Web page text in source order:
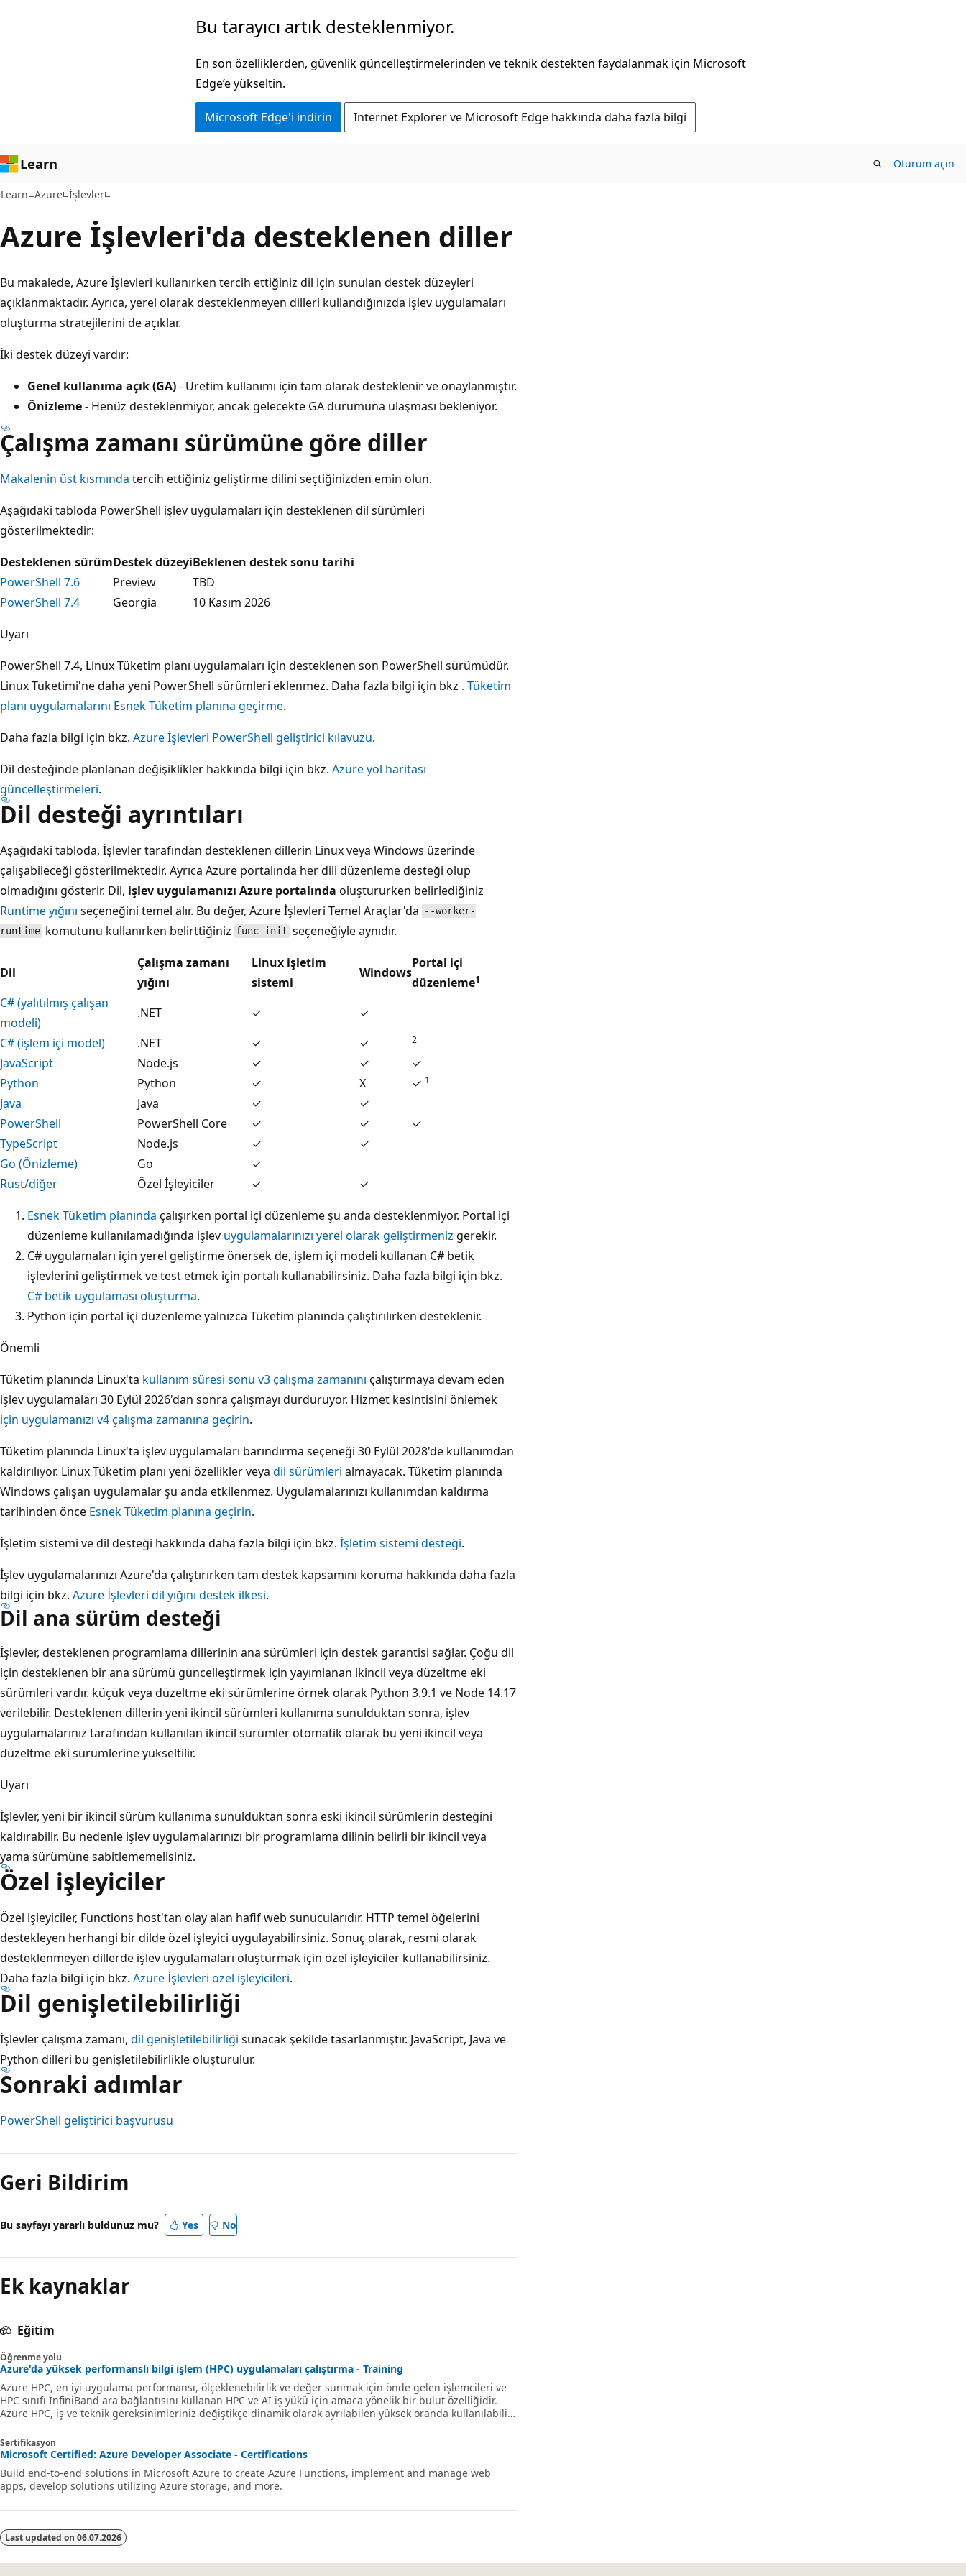
Bu tarayıcı artık desteklenmiyor.
En son özelliklerden, güvenlik güncelleştirmelerinden ve teknik destekten faydalanmak için Microsoft
Edge’e yükseltin.
Microsoft Edge'i indirin Internet Explorer ve Microsoft Edge hakkında daha fazla bilgi
Learn Oturum açın
Learn Azure İşlevler
Azure İşlevleri'da desteklenen diller
Bu makalede, Azure İşlevleri kullanırken tercih ettiğiniz dil için sunulan destek düzeyleri
açıklanmaktadır. Ayrıca, yerel olarak desteklenmeyen dilleri kullandığınızda işlev uygulamaları
oluşturma stratejilerini de açıklar.
İki destek düzeyi vardır:
Genel kullanıma açık (GA)- Üretim kullanımı için tam olarak desteklenir ve onaylanmıştır.
Önizleme- Henüz desteklenmiyor, ancak gelecekte GA durumuna ulaşması bekleniyor.
Çalışma zamanı sürümüne göre diller
Makalenin üst kısmında tercih ettiğiniz geliştirme dilini seçtiğinizden emin olun.
Aşağıdaki tabloda PowerShell işlev uygulamaları için desteklenen dil sürümleri
gösterilmektedir:
Desteklenen sürümDestek düzeyiBeklenen destek sonu tarihi
PowerShell 7.6
Preview
TBD
PowerShell 7.4
Georgia
10 Kasım 2026
Uyarı
PowerShell 7.4, Linux Tüketim planı uygulamaları için desteklenen son PowerShell sürümüdür.
Linux Tüketimi'ne daha yeni PowerShell sürümleri eklenmez. Daha fazla bilgi için bkz . Tüketim
planı uygulamalarını Esnek Tüketim planına geçirme.
Daha fazla bilgi için bkz. Azure İşlevleri PowerShell geliştirici kılavuzu.
Dil desteğinde planlanan değişiklikler hakkında bilgi için bkz. Azure yol haritası
güncelleştirmeleri.
Dil desteği ayrıntıları
Aşağıdaki tabloda, İşlevler tarafından desteklenen dillerin Linux veya Windows üzerinde
çalışabileceği gösterilmektedir. Ayrıca Azure portalında her dili düzenleme desteği olup
olmadığını gösterir. Dil, işlev uygulamanızı Azure portalında oluştururken belirlediğiniz
Runtime yığını seçeneğini temel alır. Bu değer, Azure İşlevleri Temel Araçlar'da
--worker-
runtime komutunu kullanırken belirttiğiniz func init seçeneğiyle aynıdır.
Dil
Çalışma zamanı
yığını
Linux işletim
sistemi
Windows
Portal içi
düzenleme1
C# (yalıtılmış çalışan
modeli)
.NET ✓
✓
C# (işlem içi model)
.NET ✓ ✓ 2
JavaScript Node.js ✓ ✓
✓
Python
Python ✓ X ✓ 1
Java Java ✓
✓
PowerShell
PowerShell Core ✓ ✓
✓
TypeScript
Node.js ✓
✓
Go (Önizleme)
Go
✓
Rust/diğer
Özel İşleyiciler ✓
✓
Esnek Tüketim planında çalışırken portal içi düzenleme şu anda desteklenmiyor. Portal içi
düzenleme kullanılamadığında işlev uygulamalarınızı yerel olarak geliştirmeniz gerekir.
C# uygulamaları için yerel geliştirme önersek de, işlem içi modeli kullanan C# betik
işlevlerini geliştirmek ve test etmek için portalı kullanabilirsiniz. Daha fazla bilgi için bkz.
C# betik uygulaması oluşturma.
Python için portal içi düzenleme yalnızca Tüketim planında çalıştırılırken desteklenir.
Önemli
Tüketim planında Linux'ta kullanım süresi sonu v3 çalışma zamanını çalıştırmaya devam eden
işlev uygulamaları 30 Eylül 2026'dan sonra çalışmayı durduruyor. Hizmet kesintisini önlemek
için uygulamanızı v4 çalışma zamanına geçirin.
Tüketim planında Linux'ta işlev uygulamaları barındırma seçeneği 30 Eylül 2028'de kullanımdan
kaldırılıyor. Linux Tüketim planı yeni özellikler veya dil sürümleri almayacak. Tüketim planında
Windows çalışan uygulamalar şu anda etkilenmez. Uygulamalarınızı kullanımdan kaldırma
tarihinden önce Esnek Tüketim planına geçirin.
İşletim sistemi ve dil desteği hakkında daha fazla bilgi için bkz. İşletim sistemi desteği.
İşlev uygulamalarınızı Azure'da çalıştırırken tam destek kapsamını koruma hakkında daha fazla
bilgi için bkz. Azure İşlevleri dil yığını destek ilkesi.
Dil ana sürüm desteği
İşlevler, desteklenen programlama dillerinin ana sürümleri için destek garantisi sağlar. Çoğu dil
için desteklenen bir ana sürümü güncelleştirmek için yayımlanan ikincil veya düzeltme eki
sürümleri vardır. küçük veya düzeltme eki sürümlerine örnek olarak Python 3.9.1 ve Node 14.17
verilebilir. Desteklenen dillerin yeni ikincil sürümleri kullanıma sunulduktan sonra, işlev
uygulamalarınız tarafından kullanılan ikincil sürümler otomatik olarak bu yeni ikincil veya
düzeltme eki sürümlerine yükseltilir.
Uyarı
İşlevler, yeni bir ikincil sürüm kullanıma sunulduktan sonra eski ikincil sürümlerin desteğini
kaldırabilir. Bu nedenle işlev uygulamalarınızı bir programlama dilinin belirli bir ikincil veya
yama sürümüne sabitlememelisiniz.
Özel işleyiciler
Özel işleyiciler, Functions host'tan olay alan hafif web sunucularıdır. HTTP temel öğelerini
destekleyen herhangi bir dilde özel işleyici uygulayabilirsiniz. Sonuç olarak, resmi olarak
desteklenmeyen dillerde işlev uygulamaları oluşturmak için özel işleyiciler kullanabilirsiniz.
Daha fazla bilgi için bkz. Azure İşlevleri özel işleyicileri.
Dil genişletilebilirliği
İşlevler çalışma zamanı, dil genişletilebilirliği sunacak şekilde tasarlanmıştır. JavaScript, Java ve
Python dilleri bu genişletilebilirlikle oluşturulur.
Sonraki adımlar
PowerShell geliştirici başvurusu
Geri Bildirim
Bu sayfayı yararlı buldunuz mu? Yes No
Ek kaynaklar
Eğitim
Öğrenme yolu
Azure'da yüksek performanslı bilgi işlem (HPC) uygulamaları çalıştırma - Training
Azure HPC, en iyi uygulama performansı, ölçeklenebilirlik ve değer sunmak için önde gelen işlemcileri ve
HPC sınıfı InfiniBand ara bağlantısını kullanan HPC ve AI iş yükü için amaca yönelik bir bulut özelliğidir.
Azure HPC, iş ve teknik gereksinimleriniz değiştikçe dinamik olarak ayrılabilen yüksek oranda kullanılabilir
çıkarmalarını sağlar. Bu öğrenme yolu, Azure HPC'yi kullanmaya başlamanıza yardımcı o
Sertifikasyon
Microsoft Certified: Azure Developer Associate - Certifications
Build end-to-end solutions in Microsoft Azure to create Azure Functions, implement and manage web
apps, develop solutions utilizing Azure storage, and more.
Last updated on 06.07.2026